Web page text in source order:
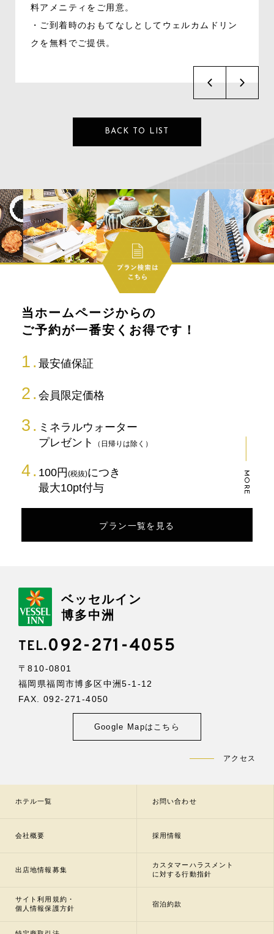
料アメニティをご用意。
・ご到着時のおもてなしとしてウェルカムドリン
クを無料でご提供。
BACK TO LIST
当ホームページからの
ご予約が一番安くお得です！
最安値保証
会員限定価格
ミネラルウォーター
プレゼント
（日帰りは除く）
100円(税抜)につき
最大10pt付与
MORE
プラン一覧を見る
ベッセルイン
博多中洲
TEL.092-271-4055
〒810-0801
福岡県福岡市博多区中洲5-1-12
FAX. 092-271-4050
Google Mapはこちら
アクセス
ホテル一覧 お問い合わせ
会社概要 採用情報
出店地情報募集
カスタマーハラスメント
に対する行動指針
サイト利用規約・
個人情報保護方針
宿泊約款